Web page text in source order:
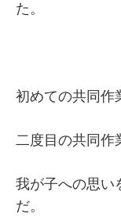
た。
初めての共同作
二度目の共同作
我が子への思い
だ。